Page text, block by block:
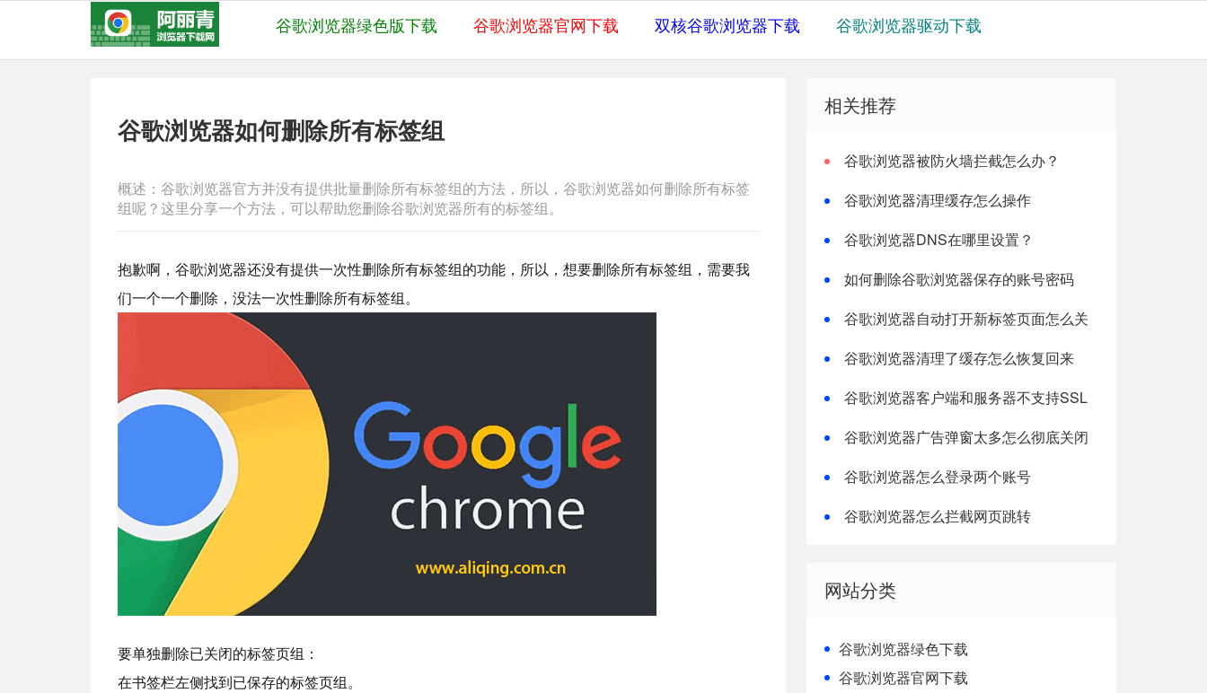
谷歌浏览器绿色版下载 谷歌浏览器官网下载 双核谷歌浏览器下载 谷歌浏览器驱动下载
谷歌浏览器如何删除所有标签组
概述：谷歌浏览器官方并没有提供批量删除所有标签组的方法，所以，谷歌浏览器如何删除所有标签
组呢？这里分享一个方法，可以帮助您删除谷歌浏览器所有的标签组。
抱歉啊，谷歌浏览器还没有提供一次性删除所有标签组的功能，所以，想要删除所有标签组，需要我
们一个一个删除，没法一次性删除所有标签组。
要单独删除已关闭的标签页组：
在书签栏左侧找到已保存的标签页组。
相关推荐
谷歌浏览器被防火墙拦截怎么办？
谷歌浏览器清理缓存怎么操作
谷歌浏览器DNS在哪里设置？
如何删除谷歌浏览器保存的账号密码
谷歌浏览器自动打开新标签页面怎么关
谷歌浏览器清理了缓存怎么恢复回来
谷歌浏览器客户端和服务器不支持SSL
谷歌浏览器广告弹窗太多怎么彻底关闭
谷歌浏览器怎么登录两个账号
谷歌浏览器怎么拦截网页跳转
网站分类
谷歌浏览器绿色下载
谷歌浏览器官网下载